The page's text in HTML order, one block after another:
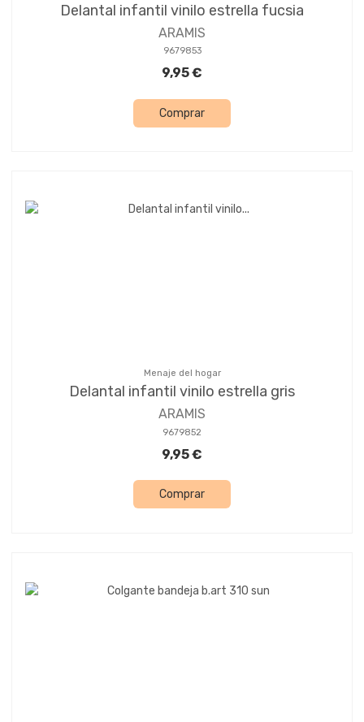
Delantal infantil vinilo estrella fucsia
ARAMIS
9679853
9,95 €
Comprar
Menaje del hogar
Delantal infantil vinilo estrella gris
ARAMIS
9679852
9,95 €
Comprar